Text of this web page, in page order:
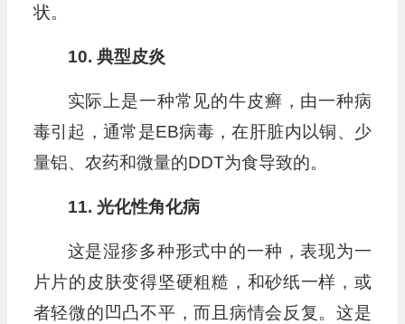
状。
10. 典型皮炎
实际上是一种常见的牛皮癣，由一种病
毒引起，通常是EB病毒，在肝脏内以铜、少
量铝、农药和微量的DDT为食导致的。
11. 光化性角化病
这是湿疹多种形式中的一种，表现为一
片片的皮肤变得坚硬粗糙，和砂纸一样，或
者轻微的凹凸不平，而且病情会反复。这是